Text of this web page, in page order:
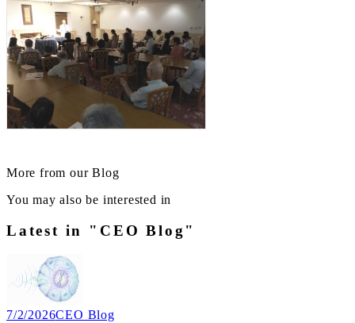
More from our Blog
You may also be interested in
Latest in "CEO Blog"
7/2/2026CEO Blog